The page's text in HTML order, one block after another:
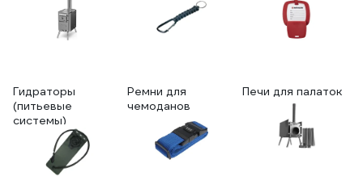
Гидраторы
(питьевые
системы)
Ремни для
чемоданов
Печи для палаток